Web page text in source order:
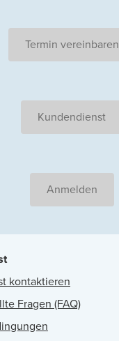
Termin vereinbaren
Kundendienst
Anmelden
kontaktieren
Fragen (FAQ)